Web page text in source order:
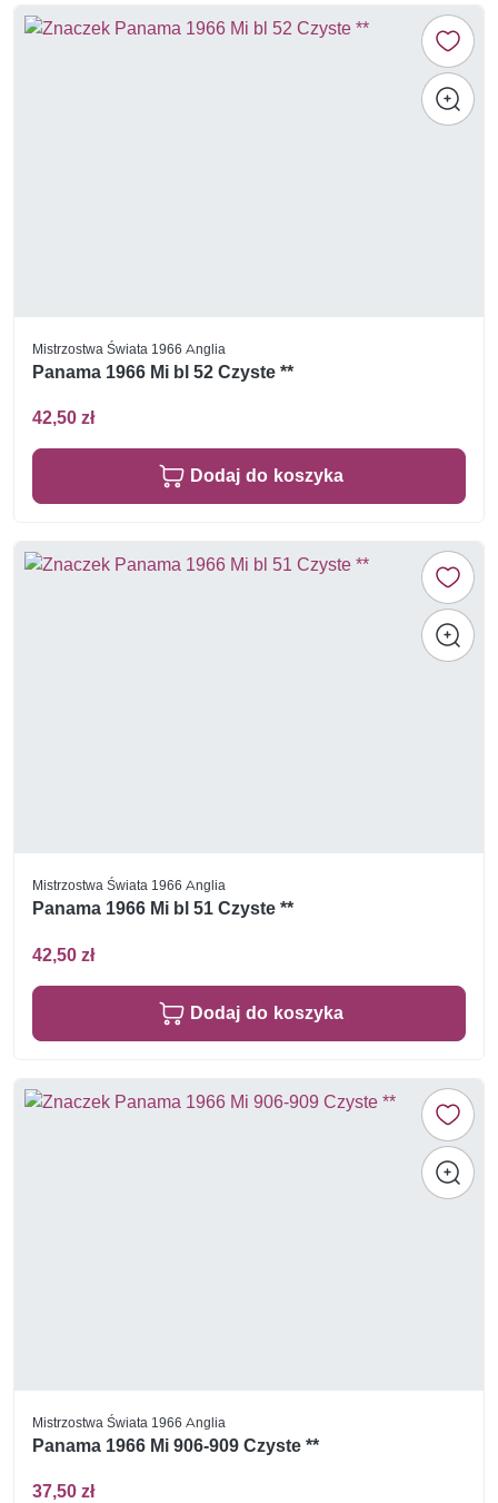
Mistrzostwa Świata 1966 Anglia
Panama 1966 Mi bl 52 Czyste **
42,50 zł
Dodaj do koszyka
Mistrzostwa Świata 1966 Anglia
Panama 1966 Mi bl 51 Czyste **
42,50 zł
Dodaj do koszyka
Mistrzostwa Świata 1966 Anglia
Panama 1966 Mi 906-909 Czyste **
37,50 zł